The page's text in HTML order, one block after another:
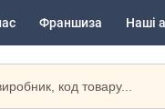
Франшиза Наші